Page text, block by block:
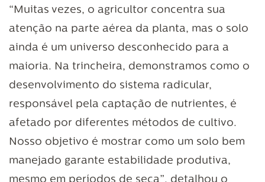
“Muitas vezes, o agricultor concentra sua
atenção na parte aérea da planta, mas o solo
ainda é um universo desconhecido para a
maioria. Na trincheira, demonstramos como o
desenvolvimento do sistema radicular,
responsável pela captação de nutrientes, é
afetado por diferentes métodos de cultivo.
Nosso objetivo é mostrar como um solo bem
manejado garante estabilidade produtiva,